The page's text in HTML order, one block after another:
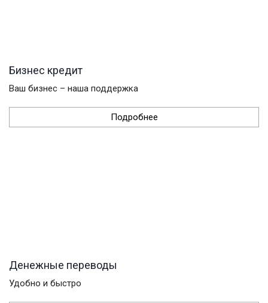
Бизнес кредит
Ваш бизнес – наша поддержка
Подробнее
Денежные переводы
Удобно и быстро